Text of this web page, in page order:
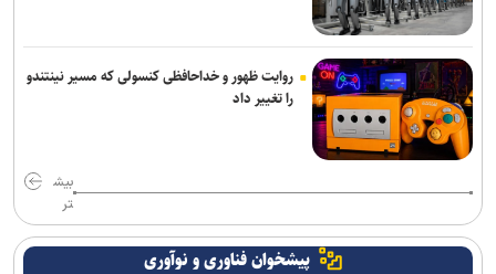
روایت ظهور و خداحافظی کنسولی که مسیر نینتندو
را تغییر داد
بیش
تر
پیشخوان فناوری و نوآوری